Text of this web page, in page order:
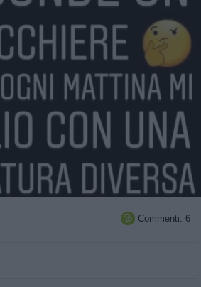
 Commenti: 6